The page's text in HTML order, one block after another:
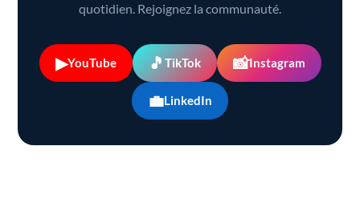
quotidien. Rejoignez la communauté.
▶YouTube 🎵 TikTok 📸Instagram
💼LinkedIn